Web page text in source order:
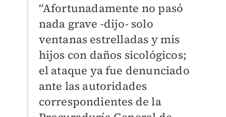
“Afortunadamente no pasó
nada grave -dijo- solo
ventanas estrelladas y mis
hijos con daños sicológicos;
el ataque ya fue denunciado
ante las autoridades
correspondientes de la